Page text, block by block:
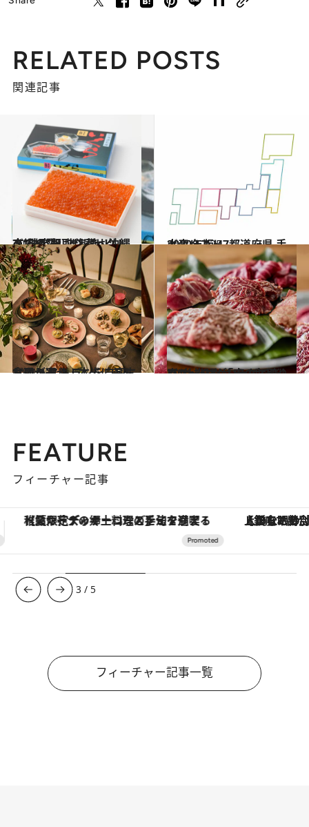
RELATED POSTS
関連記事
2021.1.23
市場の“お取り寄せグルメ”決定版 北海道～沖縄まで網羅しました！
グルメ 2020.12.25
2020年版 47都道府県 手土産リスト
グルメ
2021.1.2
食通が選ぶ、本当に美味しい レストランを自宅にお取り寄せ！
グルメ 2021.1.1
ユニークな「肉のお取り寄せ」6選 “おうちで楽しい”仕掛けがいっぱい
グルメ
FEATURE
フィーチャー記事
【銀座で出合う最旬美容】美髪ケアや上質な眠り…セルフケアのアップデートから、特別な名入れギフトまで。大人のための「ReFa GINZA」クルーズ
3 / 5
フィーチャー記事一覧